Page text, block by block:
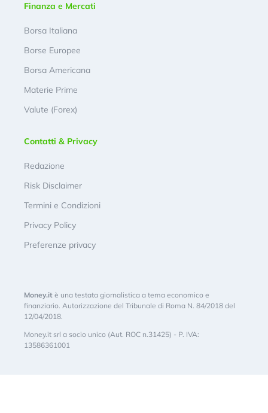
Finanza e Mercati
Borsa Italiana
Borse Europee
Borsa Americana
Materie Prime
Valute (Forex)
Contatti & Privacy
Redazione
Risk Disclaimer
Termini e Condizioni
Privacy Policy
Preferenze privacy
Money.it è una testata giornalistica a tema economico e
finanziario. Autorizzazione del Tribunale di Roma N. 84/2018 del
12/04/2018.
Money.it srl a socio unico (Aut. ROC n.31425) - P. IVA:
13586361001